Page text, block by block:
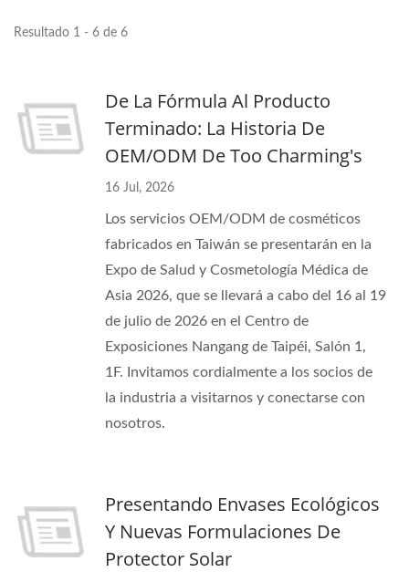
Resultado 1 - 6 de 6
De La Fórmula Al Producto
Terminado: La Historia De
OEM/ODM De Too Charming's
16 Jul, 2026
Los servicios OEM/ODM de cosméticos
fabricados en Taiwán se presentarán en la
Expo de Salud y Cosmetología Médica de
Asia 2026, que se llevará a cabo del 16 al 19
de julio de 2026 en el Centro de
Exposiciones Nangang de Taipéi, Salón 1,
1F. Invitamos cordialmente a los socios de
la industria a visitarnos y conectarse con
nosotros.
Presentando Envases Ecológicos
Y Nuevas Formulaciones De
Protector Solar